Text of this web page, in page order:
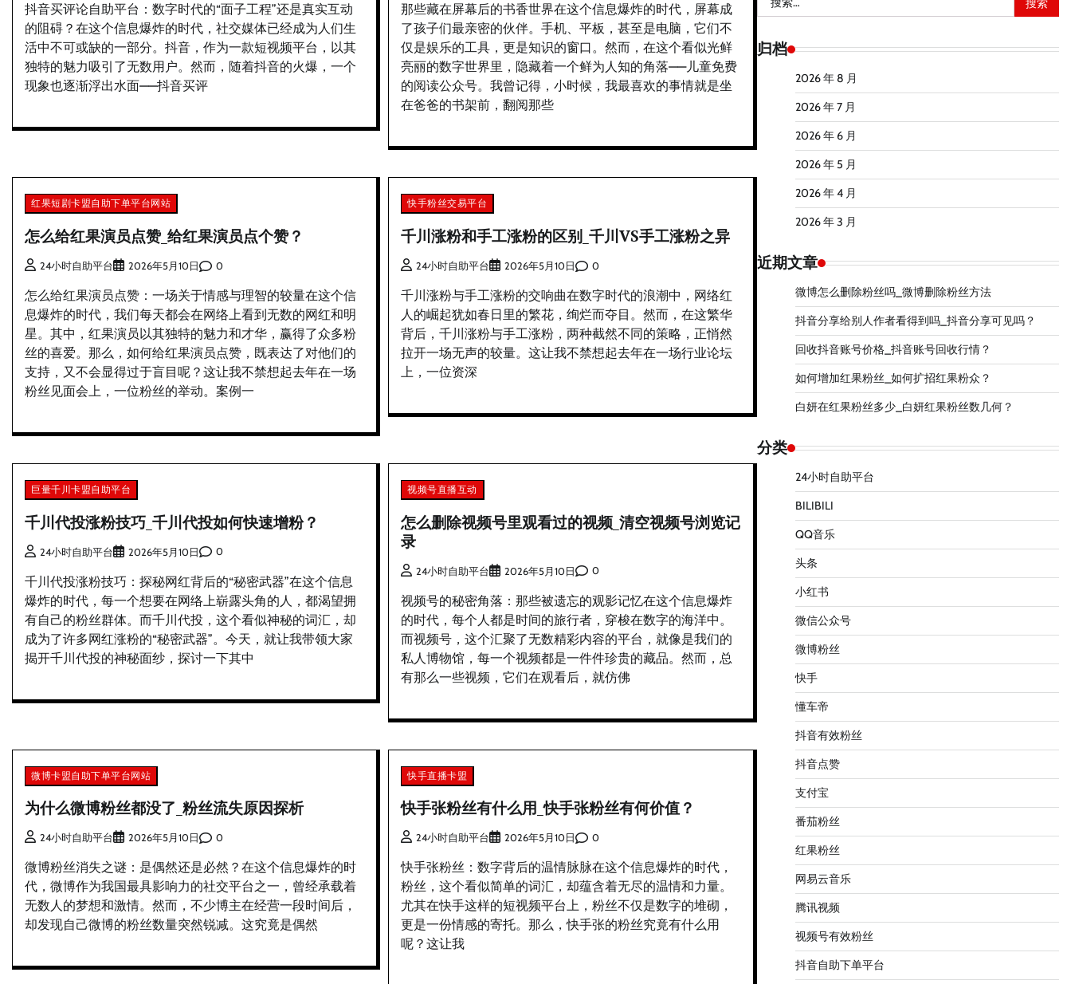
抖音买评论自助平台：数字时代的“面子工程”还是真实互动
的阻碍？在这个信息爆炸的时代，社交媒体已经成为人们生
活中不可或缺的一部分。抖音，作为一款短视频平台，以其
独特的魅力吸引了无数用户。然而，随着抖音的火爆，一个
现象也逐渐浮出水面——抖音买评
那些藏在屏幕后的书香世界在这个信息爆炸的时代，屏幕成
了孩子们最亲密的伙伴。手机、平板，甚至是电脑，它们不
仅是娱乐的工具，更是知识的窗口。然而，在这个看似光鲜
亮丽的数字世界里，隐藏着一个鲜为人知的角落——儿童免费
的阅读公众号。我曾记得，小时候，我最喜欢的事情就是坐
在爸爸的书架前，翻阅那些
红果短剧卡盟自助下单平台网站
怎么给红果演员点赞_给红果演员点个赞？
24小时自助平台 2026年5月10日 0
怎么给红果演员点赞：一场关于情感与理智的较量在这个信
息爆炸的时代，我们每天都会在网络上看到无数的网红和明
星。其中，红果演员以其独特的魅力和才华，赢得了众多粉
丝的喜爱。那么，如何给红果演员点赞，既表达了对他们的
支持，又不会显得过于盲目呢？这让我不禁想起去年在一场
粉丝见面会上，一位粉丝的举动。案例一
快手粉丝交易平台
千川涨粉和手工涨粉的区别_千川VS手工涨粉之异
24小时自助平台 2026年5月10日 0
千川涨粉与手工涨粉的交响曲在数字时代的浪潮中，网络红
人的崛起犹如春日里的繁花，绚烂而夺目。然而，在这繁华
背后，千川涨粉与手工涨粉，两种截然不同的策略，正悄然
拉开一场无声的较量。这让我不禁想起去年在一场行业论坛
上，一位资深
巨量千川卡盟自助平台
千川代投涨粉技巧_千川代投如何快速增粉？
24小时自助平台 2026年5月10日 0
千川代投涨粉技巧：探秘网红背后的“秘密武器”在这个信息
爆炸的时代，每一个想要在网络上崭露头角的人，都渴望拥
有自己的粉丝群体。而千川代投，这个看似神秘的词汇，却
成为了许多网红涨粉的“秘密武器”。今天，就让我带领大家
揭开千川代投的神秘面纱，探讨一下其中
视频号直播互动
怎么删除视频号里观看过的视频_清空视频号浏览记
录
24小时自助平台 2026年5月10日 0
视频号的秘密角落：那些被遗忘的观影记忆在这个信息爆炸
的时代，每个人都是时间的旅行者，穿梭在数字的海洋中。
而视频号，这个汇聚了无数精彩内容的平台，就像是我们的
私人博物馆，每一个视频都是一件件珍贵的藏品。然而，总
有那么一些视频，它们在观看后，就仿佛
微博卡盟自助下单平台网站
为什么微博粉丝都没了_粉丝流失原因探析
24小时自助平台 2026年5月10日 0
微博粉丝消失之谜：是偶然还是必然？在这个信息爆炸的时
代，微博作为我国最具影响力的社交平台之一，曾经承载着
无数人的梦想和激情。然而，不少博主在经营一段时间后，
却发现自己微博的粉丝数量突然锐减。这究竟是偶然
快手直播卡盟
快手张粉丝有什么用_快手张粉丝有何价值？
24小时自助平台 2026年5月10日 0
快手张粉丝：数字背后的温情脉脉在这个信息爆炸的时代，
粉丝，这个看似简单的词汇，却蕴含着无尽的温情和力量。
尤其在快手这样的短视频平台上，粉丝不仅是数字的堆砌，
更是一份情感的寄托。那么，快手张的粉丝究竟有什么用
呢？这让我
索：
归档
2026 年 8 月
2026 年 7 月
2026 年 6 月
2026 年 5 月
2026 年 4 月
2026 年 3 月
近期文章
微博怎么删除粉丝吗_微博删除粉丝方法
抖音分享给别人作者看得到吗_抖音分享可见吗？
回收抖音账号价格_抖音账号回收行情？
如何增加红果粉丝_如何扩招红果粉众？
白妍在红果粉丝多少_白妍红果粉丝数几何？
分类
24小时自助平台
BILIBILI
QQ音乐
头条
小红书
微信公众号
微博粉丝
快手
懂车帝
抖音有效粉丝
抖音点赞
支付宝
番茄粉丝
红果粉丝
网易云音乐
腾讯视频
视频号有效粉丝
抖音自助下单平台